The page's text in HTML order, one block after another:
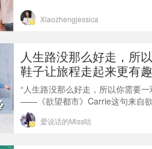
年要帮莱后定制很多双高跟鞋。零
便宜，但是比起大牌，性价比超高
Xiaozhengjessica
人生路没那么好走，所
鞋子让旅程走起来更有趣
“人生路没那么好走，所以你需要
——《欲望都市》Carrie这句来自
着一代又一代的蜈蚣精们，对买鞋
鞋的美貌，甘于牺牲脚的舒适，走
爱说话的Miss咕